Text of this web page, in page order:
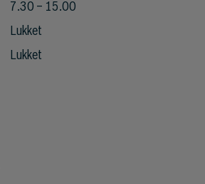
7.30 – 15.00
Lukket
Lukket